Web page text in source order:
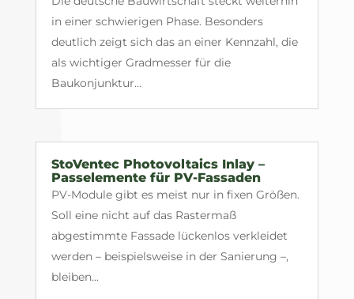
in einer schwierigen Phase. Besonders
deutlich zeigt sich das an einer Kennzahl, die
als wichtiger Gradmesser für die
Baukonjunktur...
StoVentec Photovoltaics Inlay –
Passelemente für PV-Fassaden
PV-Module gibt es meist nur in fixen Größen.
Soll eine nicht auf das Rastermaß
abgestimmte Fassade lückenlos verkleidet
werden – beispielsweise in der Sanierung –,
bleiben...